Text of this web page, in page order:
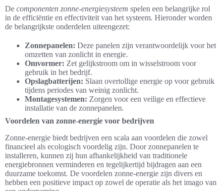
De componenten zonne-energiesysteem spelen een belangrijke rol
in de efficiëntie en effectiviteit van het systeem. Hieronder worden
de belangrijkste onderdelen uiteengezet:
Zonnepanelen: Deze panelen zijn verantwoordelijk voor het
omzetten van zonlicht in energie.
Omvormer: Zet gelijkstroom om in wisselstroom voor
gebruik in het bedrijf.
Opslagbatterijen: Slaan overtollige energie op voor gebruik
tijdens periodes van weinig zonlicht.
Montagesystemen: Zorgen voor een veilige en effectieve
installatie van de zonnepanelen.
Voordelen van zonne-energie voor bedrijven
Zonne-energie biedt bedrijven een scala aan voordelen die zowel
financieel als ecologisch voordelig zijn. Door zonnepanelen te
installeren, kunnen zij hun afhankelijkheid van traditionele
energiebronnen verminderen en tegelijkertijd bijdragen aan een
duurzame toekomst. De voordelen zonne-energie zijn divers en
hebben een positieve impact op zowel de operatie als het imago van